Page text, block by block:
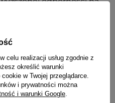
celu realizacji usług zgodnie z
określić warunki
w Twojej przeglądarce.
i prywatności można
i warunki Google.